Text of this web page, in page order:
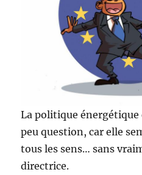
La politique énergétique
peu question, car elle
tous les sens… sans
directrice.